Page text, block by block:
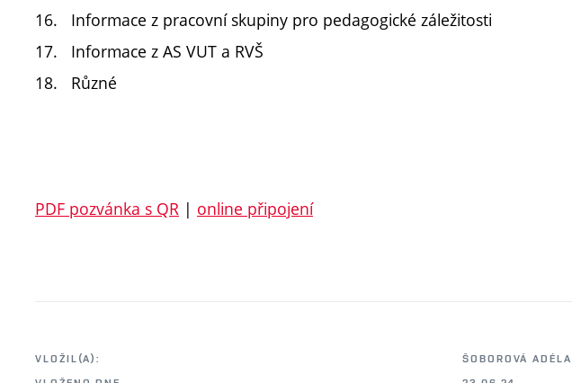
16.
Informace z pracovní skupiny pro pedagogické záležitosti
17.
Informace z AS VUT a RVŠ
18.
Různé
PDF pozvánka s QR | online připojení
VLOŽIL(A):
ŠOBOROVÁ ADÉLA